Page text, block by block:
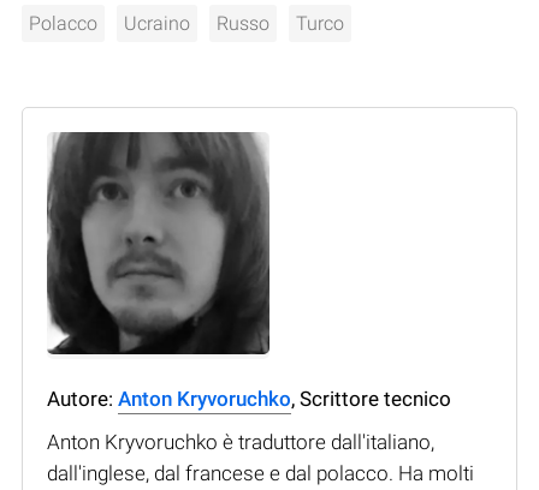
Polacco Ucraino Russo Turco
Autore: Anton Kryvoruchko, Scrittore tecnico
Anton Kryvoruchko è traduttore dall'italiano,
dall'inglese, dal francese e dal polacco. Ha molti